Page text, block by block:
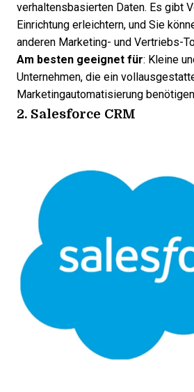
verhaltensbasierten Daten. Es gibt
Einrichtung erleichtern, und Sie
anderen Marketing- und Vertriebs-
Am besten geeignet für: Kleine
Unternehmen, die ein
Marketingautomatisierung
2. Salesforce CRM